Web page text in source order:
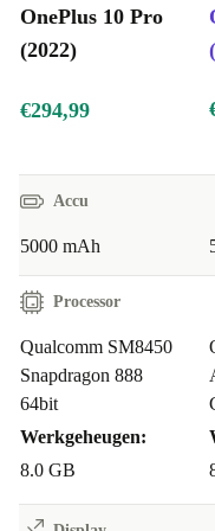
voor snelle en veilige
Wat zijn de voordelen?
Pro maak je niet alleen
milieuvriendelijke
Ongeëvenaarde
naadloos multitasken en
ervaring opnieuw
Hoogwaardige fotografie:
met het geavanceerde
ondersteund door de
Hasselblad.
Voor creatieve geesten en
Creatieve expressie: Of je
content creator bent of
OnePlus 10 Pro
(2022)
€294,99
Accu
5000 mAh
Processor
Qualcomm SM8450
Snapdragon 888
64bit
Werkgeheugen:
8.0 GB